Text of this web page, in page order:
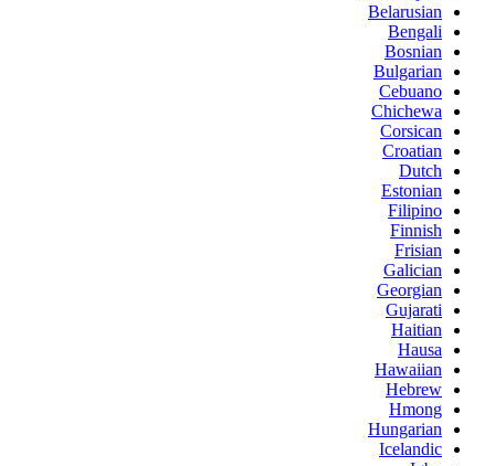
Belarusian
Bengali
Bosnian
Bulgarian
Cebuano
Chichewa
Corsican
Croatian
Dutch
Estonian
Filipino
Finnish
Frisian
Galician
Georgian
Gujarati
Haitian
Hausa
Hawaiian
Hebrew
Hmong
Hungarian
Icelandic